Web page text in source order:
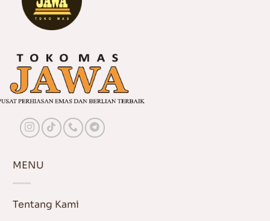
MENU
Tentang Kami